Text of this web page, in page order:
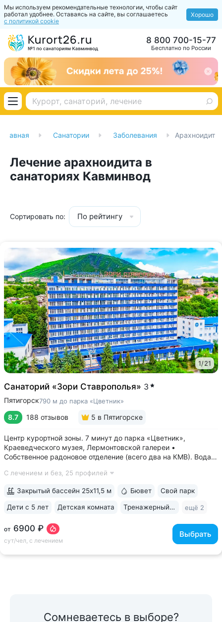
Мы используем рекомендательные технологии, чтобы сайт
работал удобнее. Оставаясь на сайте, вы соглашаетесь
с политикой cookie
Хорошо
Бесплатно по России
8 800 700-15-77
Главная Санатории Заболевания Арахноидит
Лечение арахноидита в
санаториях Кавминвод
Сортировать по: По рейтингу
1/21
Санаторий «Зори Ставрополья» 3
Пятигорск790 м до парка «Цветник»
8.7 188 отзывов 5 в Пятигорске
Центр курортной зоны. 7 минут до парка «Цветник»,
Краеведческого музея, Лермонтовской галереи •
Собственное радоновое отделение (всего два на КМВ). Вода
сохраняя все полезные свойства • Сероводородные ванны
С лечением и без, 25 профилей
от 6900 ₽
сут/чел, с лечением
Выбрать
Закрытый бассейн 25x11,5 м Бювет Свой парк
Дети с 5 лет Детская комната Тренажерный зал ещё 2
Сомневаетесь в выборе?